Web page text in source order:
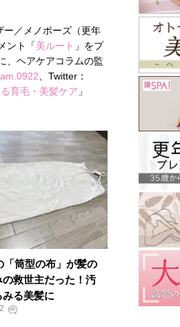
／メノポーズ（更年
ント「美ルート 」をプ
、ヘアケアコラムの監
、Twitter：
育毛・美髪ケア 」
「筒型の布」が髪の
救世主だった！汚
る美髪に